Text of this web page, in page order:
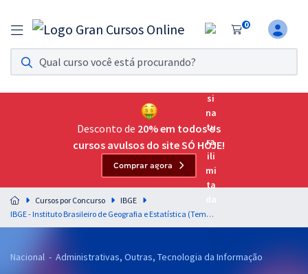
0
Assinatura Ilimitada 11
Acesso a todos os cursos. Teste grátis por 7 dias!
Assinatura OAB Até Passar
Acesso ilimitado a toda preparação para o Exame da
Residências Multiprofissionais
Preparação completa e intensiva para as principais
residências em saúde do Brasil
Desconto de 20% em todos os
cursos avulsos do site SÓ HOJE!
Comprar agora
Cursos por Concurso
IBGE
IBGE - Instituto Brasileiro de Geografia e Estatística (Temporário) - Analista Censitário (AC) - Produção Audiovisual e Publicidade e Propaganda (Pós-edital)
Nacional - Administrativas, Outras, Tecnologia da Informação